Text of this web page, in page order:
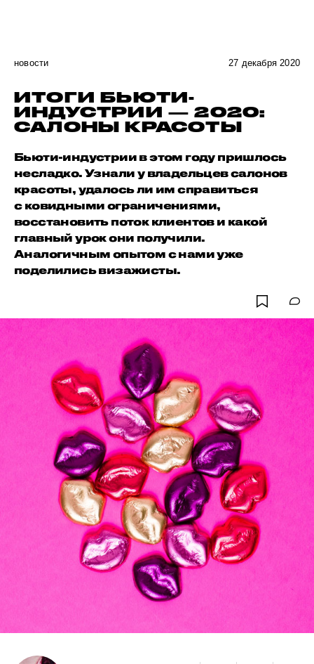
новости 27 декабря 2020
ИТОГИ БЬЮТИ-
ИНДУСТРИИ — 2020:
САЛОНЫ КРАСОТЫ
Бьюти-индустрии в этом году пришлось
несладко. Узнали у владельцев салонов
красоты, удалось ли им справиться
с ковидными ограничениями,
восстановить поток клиентов и какой
главный урок они получили.
Аналогичным опытом с нами уже
поделились визажисты.